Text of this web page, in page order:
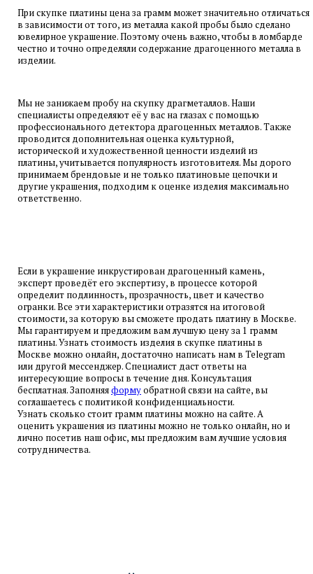
Оценка производится в присутствии
клиента и занимает несколько минут
Устанавливается вес, характеристики и цена
драгоценных вставок.
Определение дополнительной
Оформление акта оценки
В завершение составляется акт,
определяется цена выкупа
При скупке платины цена за грамм может значительно отличаться
в зависимости от того, из металла какой пробы было сделано
ювелирное украшение. Поэтому очень важно, чтобы в ломбарде
честно и точно определяли содержание драгоценного металла в
изделии.
Мы не занижаем пробу на скупку драгметаллов. Наши
специалисты определяют её у вас на глазах с помощью
профессионального детектора драгоценных металлов. Также
проводится дополнительная оценка культурной,
исторической и художественной ценности изделий из
платины, учитывается популярность изготовителя. Мы дорого
принимаем брендовые и не только платиновые цепочки и
другие украшения, подходим к оценке изделия максимально
ответственно.
Если в украшение инкрустирован драгоценный камень,
эксперт проведёт его экспертизу, в процессе которой
определит подлинность, прозрачность, цвет и качество
огранки. Все эти характеристики отразятся на итоговой
стоимости, за которую вы сможете продать платину в Москве.
Мы гарантируем и предложим вам лучшую цену за 1 грамм
платины. Узнать стоимость изделия в скупке платины в
Москве можно онлайн, достаточно написать нам в Telegram
или другой мессенджер. Специалист даст ответы на
интересующие вопросы в течение дня. Консультация
бесплатная. Заполняяформуобратной связи на сайте, вы
соглашаетесь с политикой конфиденциальности.
Узнать сколько стоит грамм платины можно на сайте. А
оценить украшения из платины можно не только онлайн, но и
лично посетив наш офис, мы предложим вам лучшие условия
сотрудничества.
офис КУРСКАЯ
ул. Земляной вал, д. 21/2-4 с.2
ПОКАЗАТЬ НА КАРТЕ →
офис КИЕВСКАЯ
ул. Киевская 2, ТЦ Киевский
ЗАПИСАТЬСЯ→